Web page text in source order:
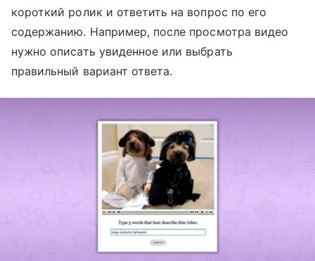
короткий ролик и ответить на вопрос по его
содержанию. Например, после просмотра видео
нужно описать увиденное или выбрать
правильный вариант ответа.